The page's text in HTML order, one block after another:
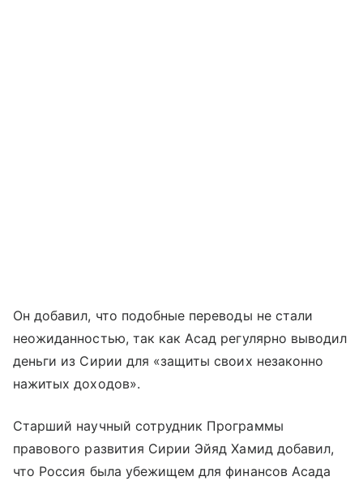
Он добавил, что подобные переводы не стали
неожиданностью, так как Асад регулярно выводил
деньги из Сирии для «защиты своих незаконно
нажитых доходов».
Старший научный сотрудник Программы
правового развития Сирии Эйяд Хамид добавил,
что Россия была убежищем для финансов Асада